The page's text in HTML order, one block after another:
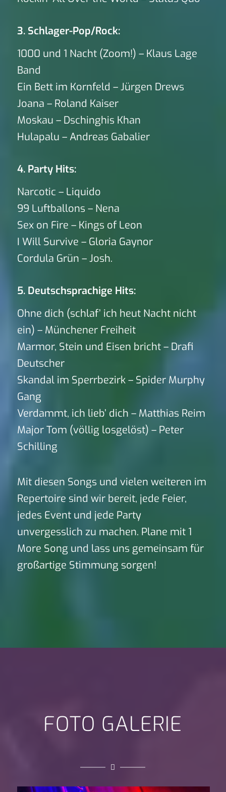
3. Schlager-Pop/Rock:
1000 und 1 Nacht (Zoom!) – Klaus Lage
Band
Ein Bett im Kornfeld – Jürgen Drews
Joana – Roland Kaiser
Moskau – Dschinghis Khan
Hulapalu – Andreas Gabalier
4. Party Hits:
Narcotic – Liquido
99 Luftballons – Nena
Sex on Fire – Kings of Leon
I Will Survive – Gloria Gaynor
Cordula Grün – Josh.
5. Deutschsprachige Hits:
Ohne dich (schlaf’ ich heut Nacht nicht
ein) – Münchener Freiheit
Marmor, Stein und Eisen bricht – Drafi
Deutscher
Skandal im Sperrbezirk – Spider Murphy
Gang
Verdammt, ich lieb’ dich – Matthias Reim
Major Tom (völlig losgelöst) – Peter
Schilling
Mit diesen Songs und vielen weiteren im
Repertoire sind wir bereit, jede Feier,
jedes Event und jede Party
unvergesslich zu machen. Plane mit 1
More Song und lass uns gemeinsam für
großartige Stimmung sorgen!
FOTO GALERIE